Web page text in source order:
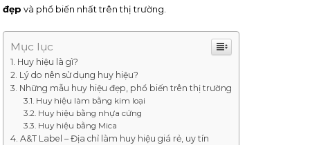
đẹp và phổ biến nhất trên thị trường.
Mục lục
Huy hiệu là gì?
Lý do nên sử dụng huy hiệu?
Những mẫu huy hiệu đẹp, phổ biến trên thị trường
Huy hiệu làm bằng kim loại
Huy hiệu bằng nhựa cứng
Huy hiệu bằng Mica
A&T Label – Địa chỉ làm huy hiệu giá rẻ, uy tín